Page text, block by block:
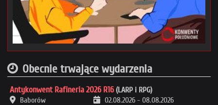
Obecnie trwające wydarzenia
Antykonwent Rafineria 2026 R16 (LARP i RPG)
Baborów
02.08.2026 - 08.08.2026